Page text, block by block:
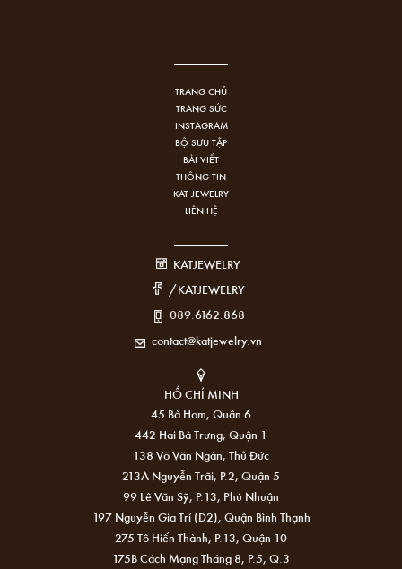
TRANG CHỦ
TRANG SỨC
INSTAGRAM
BỘ SƯU TẬP
BÀI VIẾT
THÔNG TIN
KAT JEWELRY
LIÊN HỆ
KATJEWELRY
/KATJEWELRY
089.6162.868
contact@katjewelry.vn
HỒ CHÍ MINH
45 Bà Hom, Quận 6
442 Hai Bà Trưng, Quận 1
138 Võ Văn Ngân, Thủ Đức
213A Nguyễn Trãi, P.2, Quận 5
99 Lê Văn Sỹ, P.13, Phú Nhuận
197 Nguyễn Gia Trí (D2), Quận Bình Thạnh
275 Tô Hiến Thành, P.13, Quận 10
175B Cách Mạng Tháng 8, P.5, Q.3